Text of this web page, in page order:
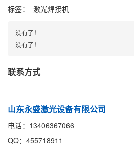
标签： 激光焊接机
没有了！
没有了！
联系方式
山东永盛激光设备有限公司
电话：13406367066
QQ：455718911